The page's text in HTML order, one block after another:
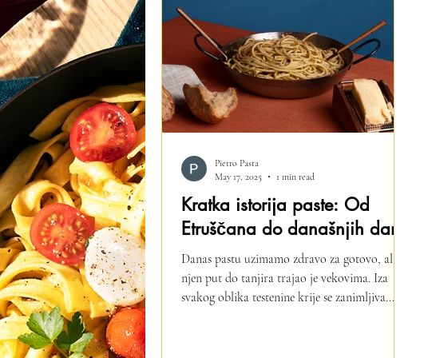
Kratka istorija paste: Od
Etruščana do današnjih dana
Danas pastu uzimamo zdravo za gotovo, ali
njen put do tanjira trajao je vekovima. Iza
svakog oblika testenine krije se zanimljiva...
Pietro Pasta
May 17, 2025
1 min read